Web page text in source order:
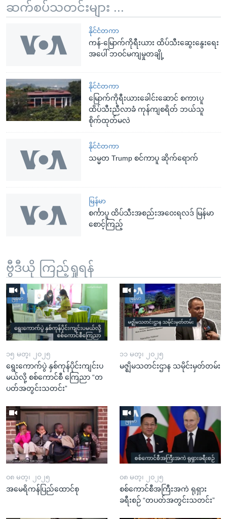
ဆက်စပ်သတင်းများ ...
နိုင်ငံတကာ
ကန်-မြောက်ကိုရီးယား ထိပ်သီးဆွေးနွေးရေး
အပေါ် ဘဝင်မကျမှုတချို့
နိုင်ငံတကာ
မြောက်ကိုရီးယားခေါင်းဆောင် စကာၤပူ
ထိပ်သီးညီလာခံ ကုန်ကျစရိတ် ဘယ်သူ
စိုက်ထုတ်မလဲ
နိုင်ငံတကာ
သမ္မတ Trump စင်ကာပူ ဆိုက်ရောက်
မြန်မာ
စင်္ကာပူ ထိပ်သီးအစည်းအဝေးရလဒ် မြန်မာ
စောင့်ကြည့်
ဗွီဒီယို ကြည့်ရှုရန်
၁၅ မတ္၊ ၂၀၂၅
ရွေးကောက်ပွဲ နှစ်ကုန်ပိုင်းကျင်းပ
မယ်လို့ စစ်ကောင်စီ ကြေညာ “တ
ပတ်အတွင်းသတင်း”
၁၁ မတ္၊ ၂၀၂၅
မဇ္ဈိမသတင်းဌာန သမိုင်းမှတ်တမ်း
၀၈ မတ္၊ ၂၀၂၅
အမေရိကန်ပြည်ထောင်စု
၀၈ မတ္၊ ၂၀၂၅
စစ်ကောင်စီအကြီးအကဲ ရုရှား
ခရီးစဉ် “တပတ်အတွင်းသတင်း”